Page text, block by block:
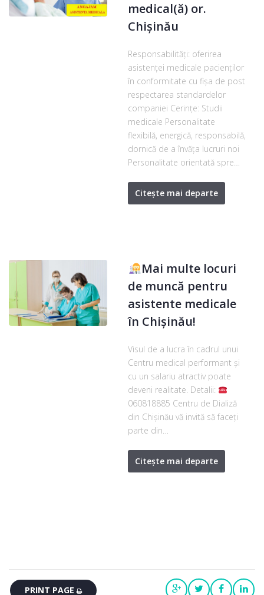
medical(ă) or.
Chișinău
Responsabilităţi: oferirea
asistenţei medicale pacienților
în conformitate cu fişa de post
respectarea standardelor
companiei Cerințe: Studii
medicale Personalitate
flexibilă, energică, responsabilă,
dornică de a învăţa lucruri noi
Personalitate orientată spre…
Citește mai departe
Mai multe locuri
de muncă pentru
asistente medicale
în Chișinău!
Visul de a lucra în cadrul unui
Centru medical performant și
cu un salariu atractiv poate
deveni realitate. Detalii:
060818885 Centru de Dializă
din Chișinău vă invită să faceți
parte din…
Citește mai departe
PRINT PAGE